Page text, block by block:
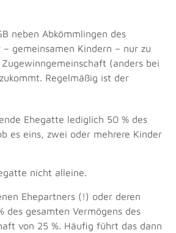
neben Abkömmlingen des
gemeinsamen Kindern – nur zu
(anders bei
Regelmäßig ist der
Ehegatte lediglich 50 % des
es eins, zwei oder mehrere Kinder
nicht alleine.
Ehepartners (!) oder deren
des gesamten Vermögens des
von 25 %. Häufig führt das dann